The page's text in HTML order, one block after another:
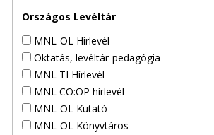
Országos Levéltár
MNL-OL Hírlevél
Oktatás, levéltár-pedagógia
MNL TI Hírlevél
MNL CO:OP hírlevél
MNL-OL Kutató
MNL-OL Könyvtáros